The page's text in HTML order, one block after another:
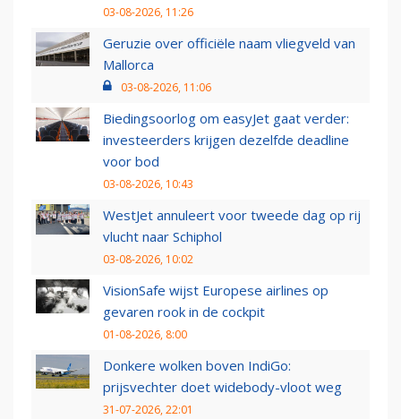
03-08-2026, 11:26
Geruzie over officiële naam vliegveld van
Mallorca
03-08-2026, 11:06
Biedingsoorlog om easyJet gaat verder:
investeerders krijgen dezelfde deadline
voor bod
03-08-2026, 10:43
WestJet annuleert voor tweede dag op rij
vlucht naar Schiphol
03-08-2026, 10:02
VisionSafe wijst Europese airlines op
gevaren rook in de cockpit
01-08-2026, 8:00
Donkere wolken boven IndiGo:
prijsvechter doet widebody-vloot weg
31-07-2026, 22:01